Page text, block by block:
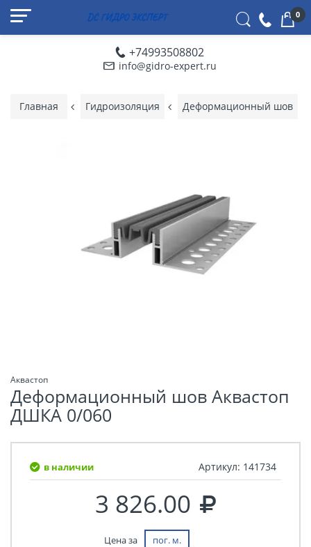
+74993508802
info@gidro-expert.ru
0
Главная Гидроизоляция Деформационный шов
Аквастоп
Деформационный шов Аквастоп
ДШКА 0/060
в наличии Артикул: 141734
3 826.00
Цена за пог. м.